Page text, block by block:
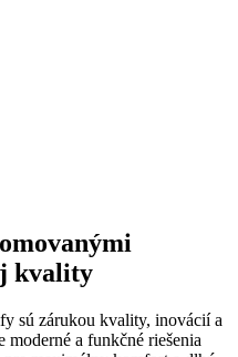
kvality
sú zárukou kvality, inovácií a
a funkčné riešenia